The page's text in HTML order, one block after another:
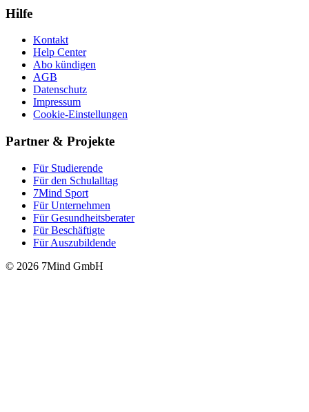
Hilfe
Kontakt
Help Center
Abo kündigen
AGB
Datenschutz
Impressum
Cookie-Einstellungen
Partner & Projekte
Für Stu­die­rende
Für den Schulalltag
7Mind Sport
Für Unter­neh­men
Für Gesund­heits­be­ra­ter
Für Beschäftigte
Für Auszubildende
© 2026 7Mind GmbH